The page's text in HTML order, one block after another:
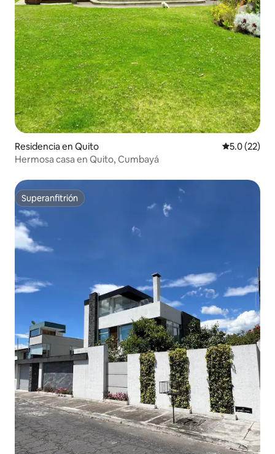
Residencia en Quito Calificación
5.0 (22)
Hermosa casa en Quito, Cumbayá
Superanfitrión
Superanfitrión